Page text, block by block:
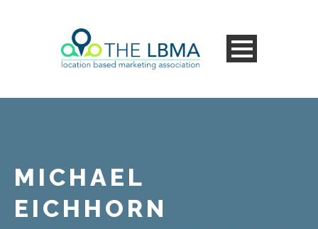
MICHAEL
EICHHORN